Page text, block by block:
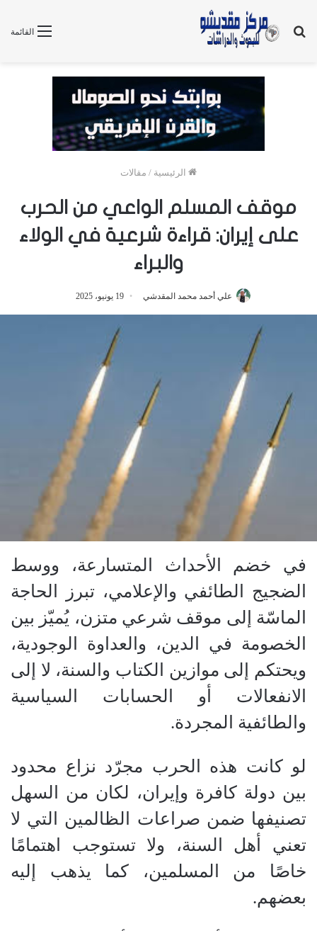
القائمة
بحث
الرئيسية / مقالات
موقف المسلم الواعي من الحرب
على إيران: قراءة شرعية في الولاء
والبراء
علي أحمد محمد المقدشي 19 يونيو، 2025
في خضم الأحداث المتسارعة، ووسط
الضجيج الطائفي والإعلامي، تبرز الحاجة
الماسّة إلى موقف شرعي متزن، يُميّز بين
الخصومة في الدين، والعداوة الوجودية،
ويحتكم إلى موازين الكتاب والسنة، لا إلى
الانفعالات أو الحسابات السياسية
والطائفية المجردة.
لو كانت هذه الحرب مجرّد نزاع محدود
بين دولة كافرة وإيران، لكان من السهل
تصنيفها ضمن صراعات الظالمين التي لا
تعني أهل السنة، ولا تستوجب اهتمامًا
خاصًا من المسلمين، كما يذهب إليه
بعضهم.